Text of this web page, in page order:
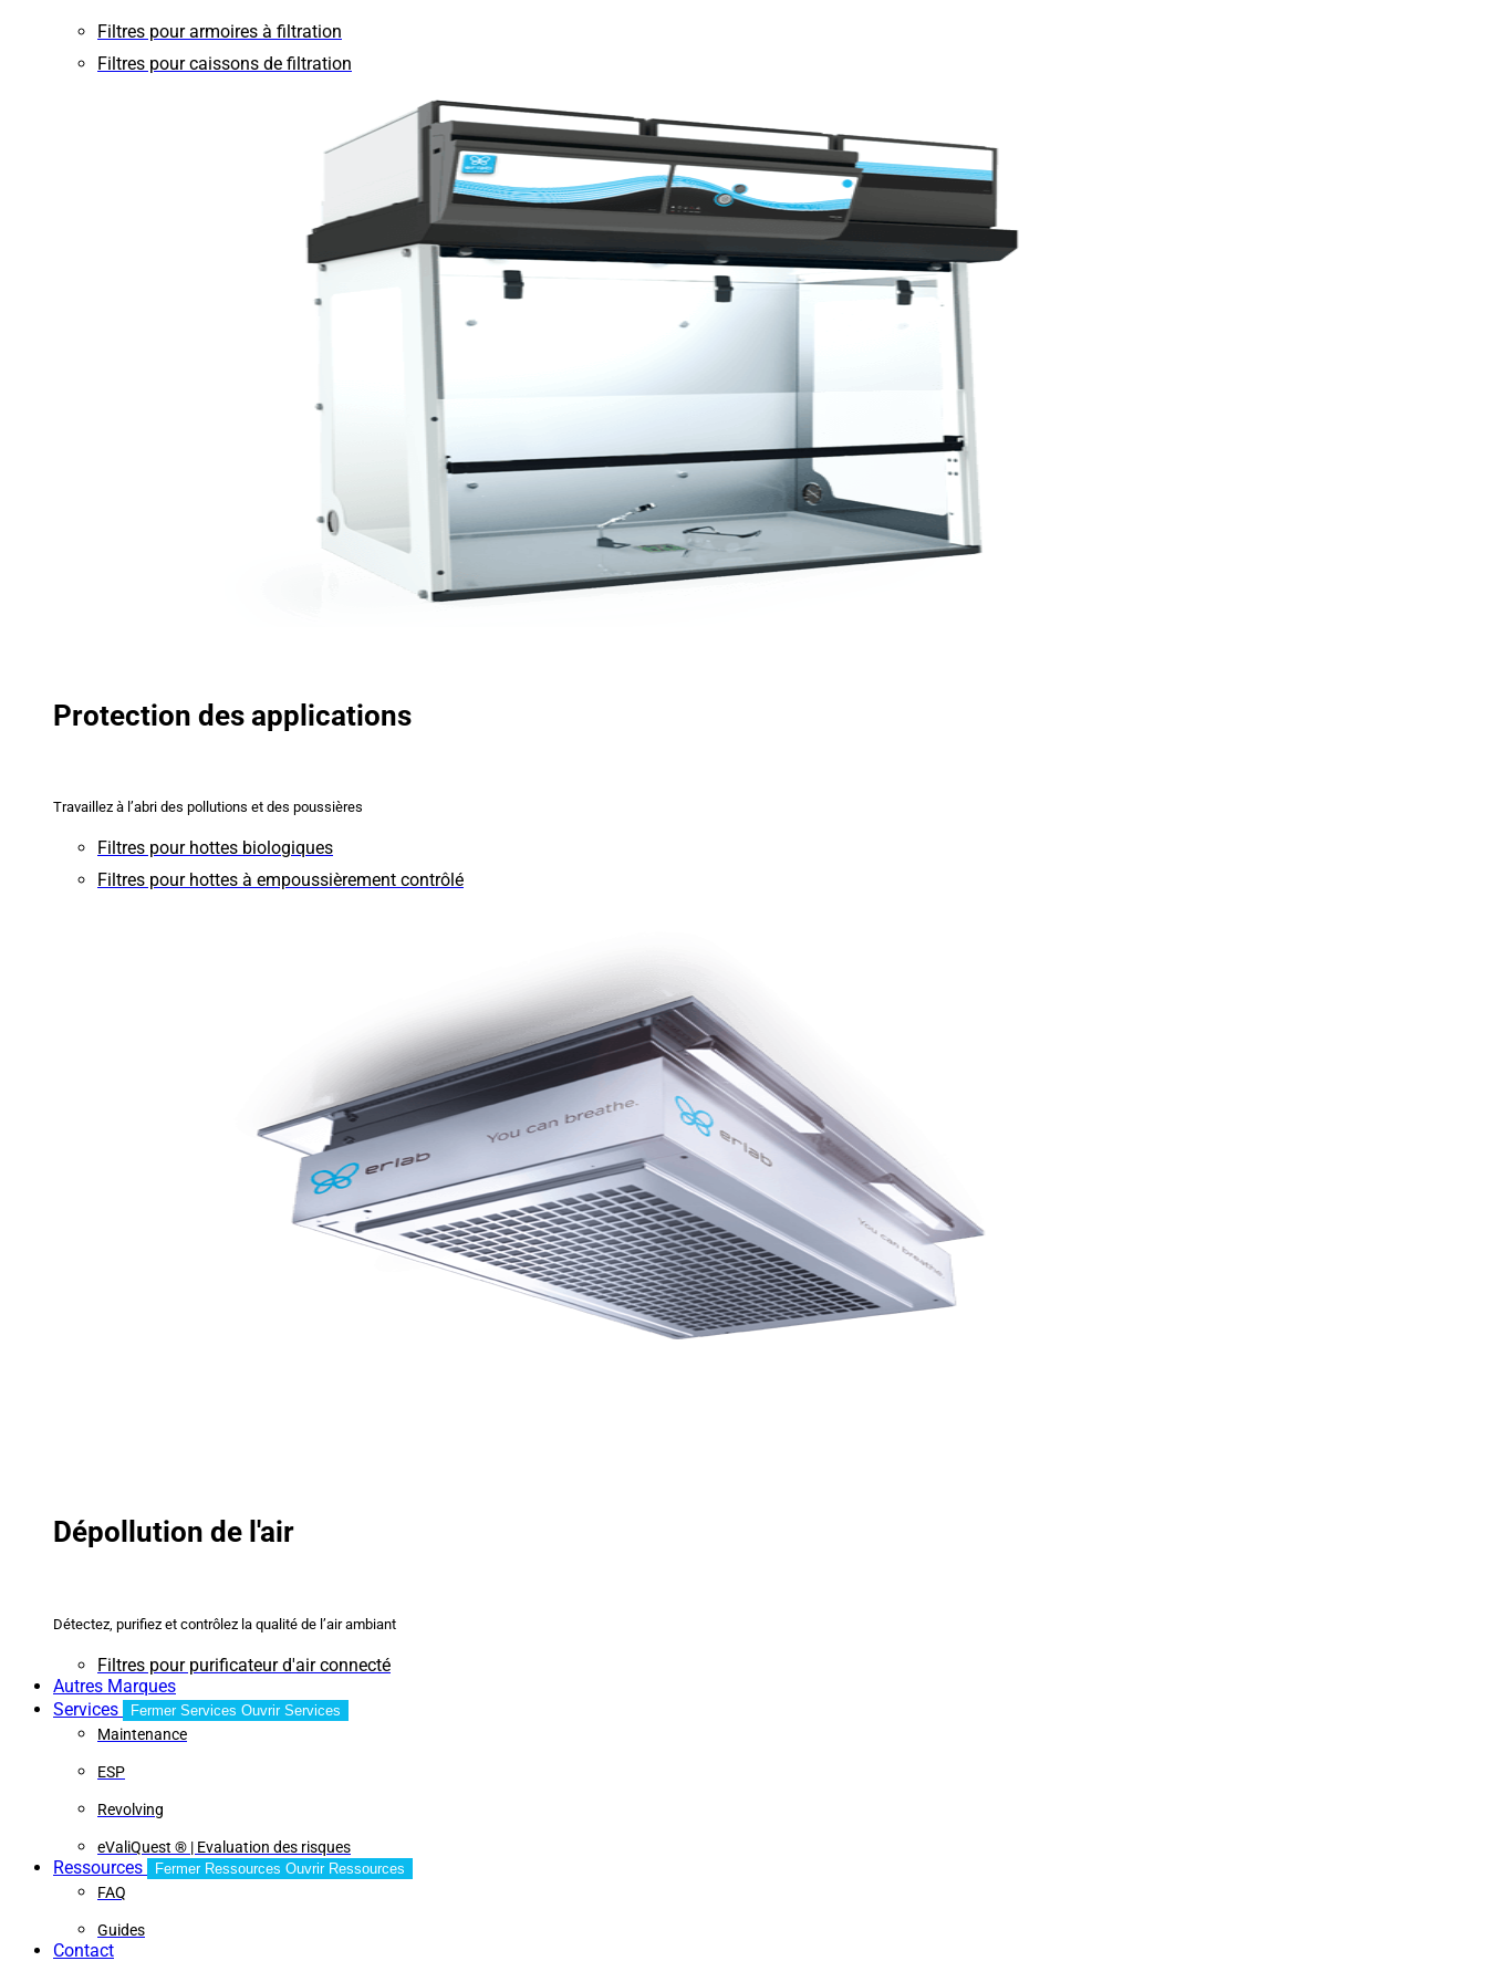
Filtres pour armoires à filtration
Filtres pour caissons de filtration
Protection des applications
Travaillez à l’abri des pollutions et des poussières
Filtres pour hottes biologiques
Filtres pour hottes à empoussièrement contrôlé
Dépollution de l'air
Détectez, purifiez et contrôlez la qualité de l’air ambiant
Filtres pour purificateur d'air connecté
Autres Marques
Services
Fermer Services Ouvrir Services
Maintenance
ESP
Revolving
eValiQuest ® | Evaluation des risques
Ressources Fermer Ressources Ouvrir Ressources
FAQ
Guides
Contact